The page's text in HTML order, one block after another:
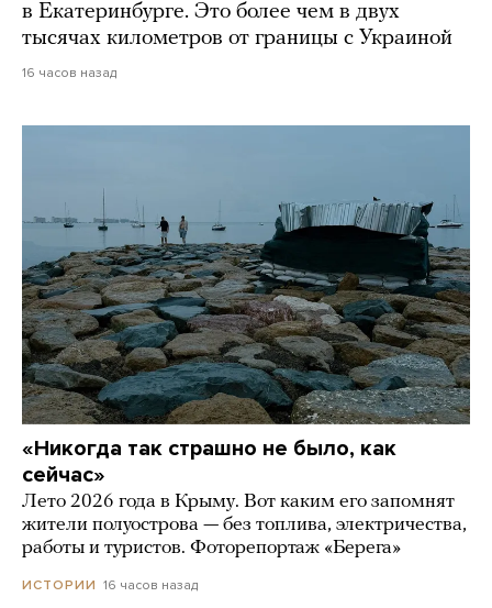
в Екатеринбурге. Это более чем в двух
тысячах километров от границы с Украиной
16 часов назад
«Никогда так страшно не было, как
сейчас»
Лето 2026 года в Крыму. Вот каким его запомнят
жители полуострова — без топлива, электричества,
работы и туристов. Фоторепортаж «Берега»
ИСТОРИИ 16 часов назад